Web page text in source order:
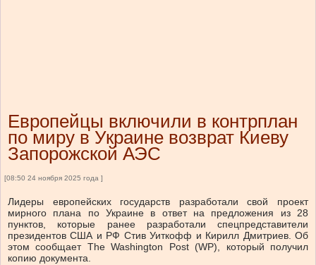
Европейцы включили в контрплан
по миру в Украине возврат Киеву
Запорожской АЭС
[08:50 24 ноября 2025 года ]
Лидеры европейских государств разработали свой проект
мирного плана по Украине в ответ на предложения из 28
пунктов, которые ранее разработали спецпредставители
президентов США и РФ Стив Уиткофф и Кирилл Дмитриев. Об
этом сообщает The Washington Post (WP), который получил
копию документа.